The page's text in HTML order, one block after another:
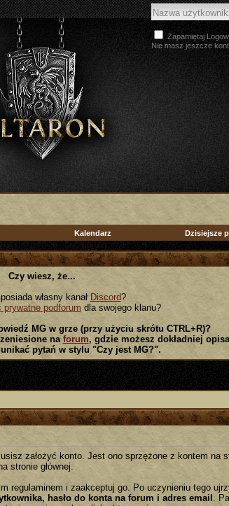
Zapamiętaj
Nie masz jeszcze
Kalendarz Dzisiejsze
Czy wiesz, że...
własny kanał Discord?
prywatne podforum dla swojego klanu?
MG w grze (przy użyciu skrótu CTRL+R)?
na forum, gdzie możesz dokładniej
pytań w stylu "Czy jest MG?".
założyć konto. Jest ono sprzężone z kontem na
stronie głównej.
regulaminem i zaakceptuj go. Po uczynieniu tego
hasło do konta na forum i adres email .